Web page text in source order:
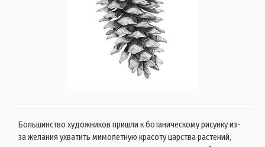
Большинство художников пришли к ботаническому рисунку из-
за желания ухватить мимолетную красоту царства растений,